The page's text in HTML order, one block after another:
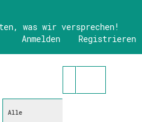
was wir versprechen!
Registrieren
Anmelden
Alle